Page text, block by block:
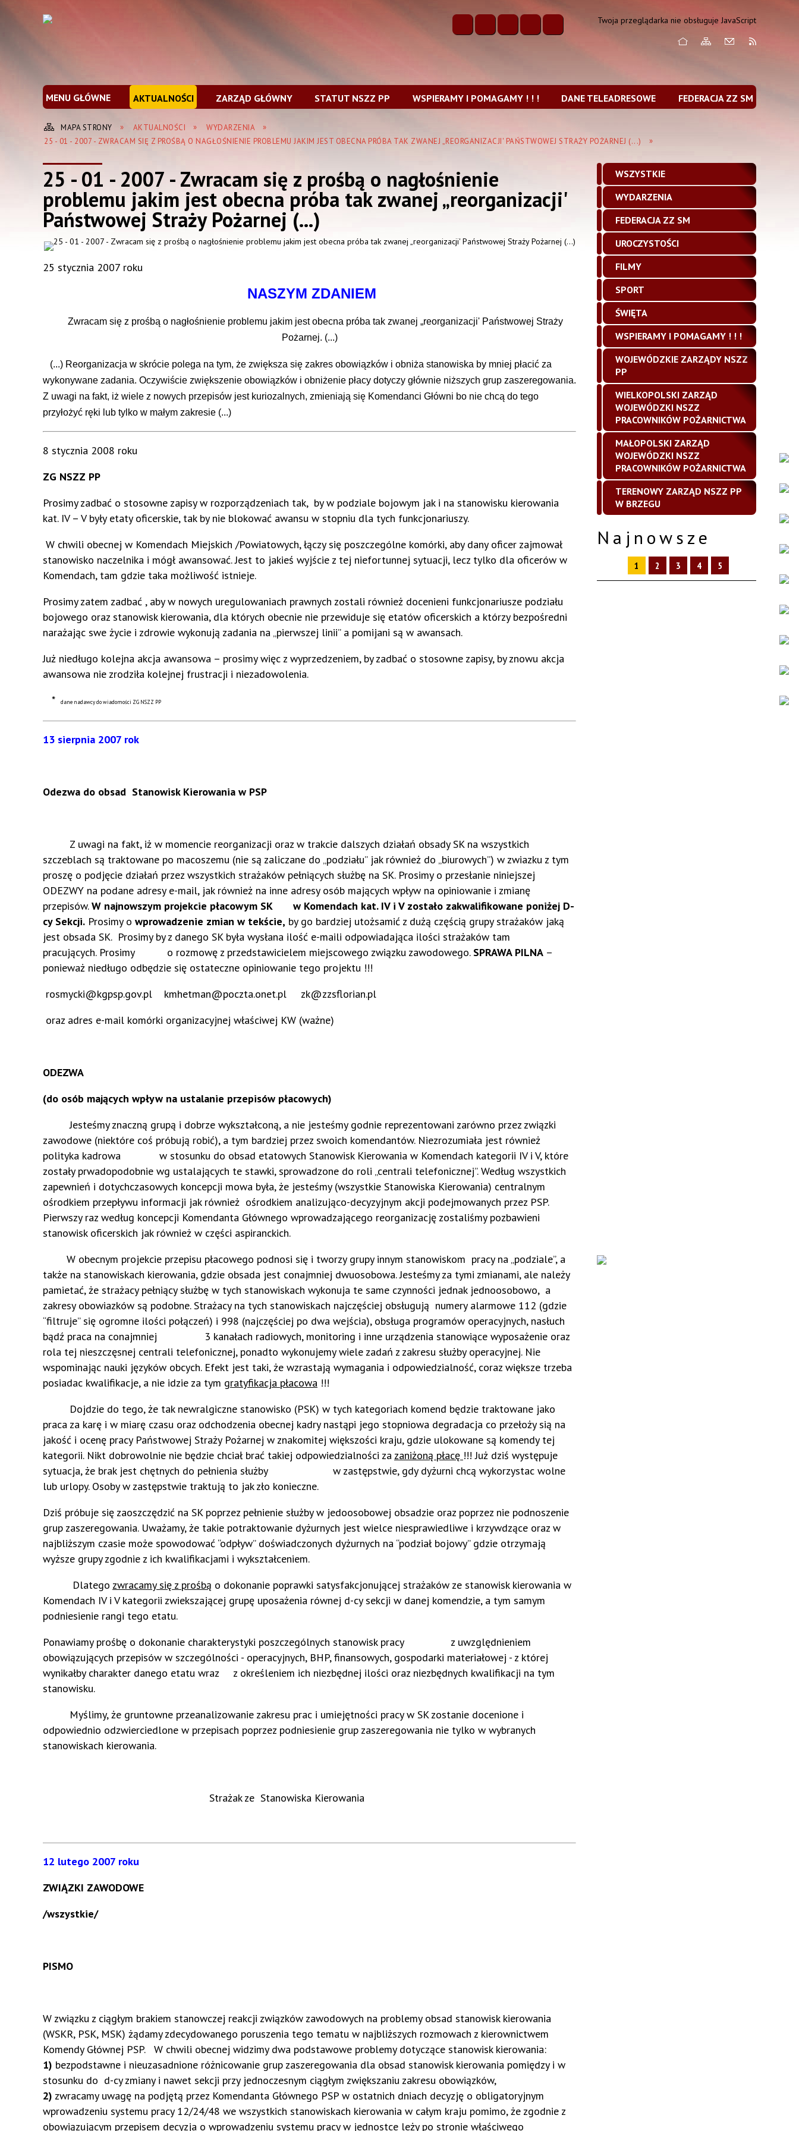
Twoja przeglądarka nie obsługuje JavaScript
MENU GŁÓWNE AKTUALNOŚCI ZARZĄD GŁÓWNY STATUT NSZZ PP WSPIERAMY I POMAGAMY ! ! ! DANE TELEADRESOWE FEDERACJA ZZ SM
MAPA STRONY AKTUALNOŚCI
WYDARZENIA
25 - 01 - 2007 - ZWRACAM SIĘ Z PROŚBĄ O NAGŁOŚNIENIE PROBLEMU JAKIM JEST OBECNA PRÓBA TAK ZWANEJ „REORGANIZACJI' PAŃSTWOWEJ STRAŻY POŻARNEJ (...)
25 - 01 - 2007 - Zwracam się z prośbą o nagłośnienie
problemu jakim jest obecna próba tak zwanej „reorganizacji'
Państwowej Straży Pożarnej (...)
25 stycznia 2007 roku
NASZYM ZDANIEM
Zwracam się z prośbą o nagłośnienie problemu jakim jest obecna próba tak zwanej „reorganizacji' Państwowej Straży
Pożarnej. (...)
(...) Reorganizacja w skrócie polega na tym, że zwiększa się zakres obowiązków i obniża stanowiska by mniej płacić za
wykonywane zadania. Oczywiście zwiększenie obowiązków i obniżenie płacy dotyczy głównie niższych grup zaszeregowania.
Z uwagi na fakt, iż wiele z nowych przepisów jest kuriozalnych, zmieniają się Komendanci Główni bo nie chcą do tego
przyłożyć ręki lub tylko w małym zakresie (...)
8 stycznia 2008 roku
ZG NSZZ PP
Prosimy zadbać o stosowne zapisy w rozporządzeniach tak, by w podziale bojowym jak i na stanowisku kierowania
kat. IV – V były etaty oficerskie, tak by nie blokować awansu w stopniu dla tych funkcjonariuszy.
W chwili obecnej w Komendach Miejskich /Powiatowych, łączy się poszczególne komórki, aby dany oficer zajmował
stanowisko naczelnika i mógł awansować. Jest to jakieś wyjście z tej niefortunnej sytuacji, lecz tylko dla oficerów w
Komendach, tam gdzie taka możliwość istnieje.
Prosimy zatem zadbać , aby w nowych uregulowaniach prawnych zostali również docenieni funkcjonariusze podziału
bojowego oraz stanowisk kierowania, dla których obecnie nie przewiduje się etatów oficerskich a którzy bezpośredni
narażając swe życie i zdrowie wykonują zadania na „pierwszej linii” a pomijani są w awansach.
Już niedługo kolejna akcja awansowa – prosimy więc z wyprzedzeniem, by zadbać o stosowne zapisy, by znowu akcja
awansowa nie zrodziła kolejnej frustracji i niezadowolenia.
*
dane nadawcy do wiadomości ZG NSZZ PP
13 sierpnia 2007 rok
Odezwa do obsad Stanowisk Kierowania w PSP
Z uwagi na fakt, iż w momencie reorganizacji oraz w trakcie dalszych działań obsady SK na wszystkich
szczeblach są traktowane po macoszemu (nie są zaliczane do „podziału” jak również do „biurowych”) w zwiazku z tym
proszę o podjęcie działań przez wszystkich strażaków pełniących służbę na SK. Prosimy o przesłanie niniejszej
ODEZWY na podane adresy e-mail, jak również na inne adresy osób mających wpływ na opiniowanie i zmianę
przepisów.W najnowszym projekcie płacowym SK w Komendach kat. IV i V zostało zakwalifikowane poniżej D-
cy Sekcji. Prosimy o wprowadzenie zmian w tekście, by go bardziej utożsamić z dużą częścią grupy strażaków jaką
jest obsada SK. Prosimy by z danego SK była wysłana ilość e-maili odpowiadająca ilości strażaków tam
pracujących. Prosimy o rozmowę z przedstawicielem miejscowego związku zawodowego. SPRAWA PILNA –
ponieważ niedługo odbędzie się ostateczne opiniowanie tego projektu !!!
rosmycki@kgpsp.gov.pl kmhetman@poczta.onet.pl zk@zzsflorian.pl
oraz adres e-mail komórki organizacyjnej właściwej KW (ważne)
ODEZWA
(do osób mających wpływ na ustalanie przepisów płacowych)
Jesteśmy znaczną grupą i dobrze wykształconą, a nie jesteśmy godnie reprezentowani zarówno przez związki
zawodowe (niektóre coś próbują robić), a tym bardziej przez swoich komendantów. Niezrozumiała jest również
polityka kadrowa w stosunku do obsad etatowych Stanowisk Kierowania w Komendach kategorii IV i V, które
zostały prwadopodobnie wg ustalających te stawki, sprowadzone do roli „centrali telefonicznej”. Według wszystkich
zapewnień i dotychczasowych koncepcji mowa była, że jesteśmy (wszystkie Stanowiska Kierowania) centralnym
ośrodkiem przepływu informacji jak również ośrodkiem analizująco-decyzyjnym akcji podejmowanych przez PSP.
Pierwszy raz według koncepcji Komendanta Głównego wprowadzającego reorganizację zostaliśmy pozbawieni
stanowisk oficerskich jak również w części aspiranckich.
W obecnym projekcie przepisu płacowego podnosi się i tworzy grupy innym stanowiskom pracy na „podziale”, a
także na stanowiskach kierowania, gdzie obsada jest conajmniej dwuosobowa. Jesteśmy za tymi zmianami, ale należy
pamietać, że strażacy pełniący służbę w tych stanowiskach wykonuja te same czynności jednak jednoosobowo, a
zakresy obowiazków są podobne. Strażacy na tych stanowiskach najczęściej obsługują numery alarmowe 112 (gdzie
“filtruje” się ogromne ilości połączeń) i 998 (najczęściej po dwa wejścia), obsługa programów operacyjnych, nasłuch
bądź praca na conajmniej 3 kanałach radiowych, monitoring i inne urządzenia stanowiące wyposażenie oraz
rola tej nieszczęsnej centrali telefonicznej, ponadto wykonujemy wiele zadań z zakresu służby operacyjnej. Nie
wspominając nauki języków obcych. Efekt jest taki, że wzrastają wymagania i odpowiedzialność, coraz większe trzeba
posiadac kwalifikacje, a nie idzie za tym gratyfikacja płacowa !!!
Dojdzie do tego, że tak newralgiczne stanowisko (PSK) w tych kategoriach komend będzie traktowane jako
praca za karę i w miarę czasu oraz odchodzenia obecnej kadry nastąpi jego stopniowa degradacja co przełoży sią na
jakość i ocenę pracy Państwowej Straży Pożarnej w znakomitej większości kraju, gdzie ulokowane są komendy tej
kategorii. Nikt dobrowolnie nie będzie chciał brać takiej odpowiedzialności za zaniżoną płacę !!! Już dziś występuje
sytuacja, że brak jest chętnych do pełnienia służby w zastępstwie, gdy dyżurni chcą wykorzystac wolne
lub urlopy. Osoby w zastępstwie traktują to jak zło konieczne.
Dziś próbuje się zaoszczędzić na SK poprzez pełnienie służby w jedoosobowej obsadzie oraz poprzez nie podnoszenie
grup zaszeregowania. Uważamy, że takie potraktowanie dyżurnych jest wielce niesprawiedliwe i krzywdzące oraz w
najbliższym czasie może spowodować “odpływ” doświadczonych dyżurnych na “podział bojowy” gdzie otrzymają
wyższe grupy zgodnie z ich kwalifikacjami i wykształceniem.
Dlatego zwracamy się z prośbą o dokonanie poprawki satysfakcjonującej strażaków ze stanowisk kierowania w
Komendach IV i V kategorii zwiekszającej grupę uposażenia równej d-cy sekcji w danej komendzie, a tym samym
podniesienie rangi tego etatu.
Ponawiamy prośbę o dokonanie charakterystyki poszczególnych stanowisk pracy z uwzględnieniem
obowiązujących przepisów w szczególności - operacyjnych, BHP, finansowych, gospodarki materiałowej - z której
wynikałby charakter danego etatu wraz z określeniem ich niezbędnej ilości oraz niezbędnych kwalifikacji na tym
stanowisku.
Myślimy, że gruntowne przeanalizowanie zakresu prac i umiejętności pracy w SK zostanie docenione i
odpowiednio odzwierciedlone w przepisach poprzez podniesienie grup zaszeregowania nie tylko w wybranych
stanowiskach kierowania.
Strażak ze Stanowiska Kierowania
12 lutego 2007 roku
ZWIĄZKI ZAWODOWE
/wszystkie/
PISMO
W związku z ciągłym brakiem stanowczej reakcji związków zawodowych na problemy obsad stanowisk kierowania
(WSKR, PSK, MSK) żądamy zdecydowanego poruszenia tego tematu w najbliższych rozmowach z kierownictwem
Komendy Głównej PSP. W chwili obecnej widzimy dwa podstawowe problemy dotyczące stanowisk kierowania:
1) bezpodstawne i nieuzasadnione różnicowanie grup zaszeregowania dla obsad stanowisk kierowania pomiędzy i w
stosunku do d-cy zmiany i nawet sekcji przy jednoczesnym ciągłym zwiększaniu zakresu obowiązków,
2) zwracamy uwagę na podjętą przez Komendanta Głównego PSP w ostatnich dniach decyzję o obligatoryjnym
wprowadzeniu systemu pracy 12/24/48 we wszystkich stanowiskach kierowania w całym kraju pomimo, że zgodnie z
obowiązującym przepisem decyzja o wprowadzeniu systemu pracy w jednostce leży po stronie właściwego
WSZYSTKIE
WYDARZENIA
FEDERACJA ZZ SM
UROCZYSTOŚCI
FILMY
SPORT
ŚWIĘTA
WSPIERAMY I POMAGAMY ! ! !
WOJEWÓDZKIE ZARZĄDY NSZZ
PP
WIELKOPOLSKI ZARZĄD
WOJEWÓDZKI NSZZ
PRACOWNIKÓW POŻARNICTWA
MAŁOPOLSKI ZARZĄD
WOJEWÓDZKI NSZZ
PRACOWNIKÓW POŻARNICTWA
TERENOWY ZARZĄD NSZZ PP
W BRZEGU
Najnowsze
1 2 3 4 5